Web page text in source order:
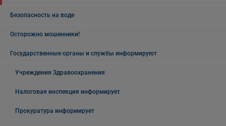
Безопасность на воде
Осторожно мошенники!
Государственные органы и службы информируют
Учреждения Здравоохранения
Налоговая инспекция информирует
Прокуратура информирует